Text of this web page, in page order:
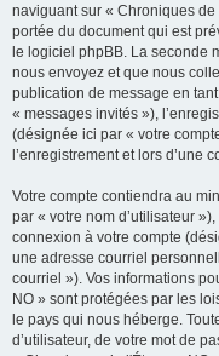
naviguant sur « Chroniques
portée du document qui est
le logiciel phpBB. La seconde
nous envoyez et que nous
publication de message en
« messages invités »),
(désignée ici par « votre
l’enregistrement et lors d’une
Votre compte contiendra au
par « votre nom d’utilisateur
connexion à votre compte
une adresse courriel
courriel »). Vos informations
NO » sont protégées par les
le pays qui nous héberge.
d’utilisateur, de votre mot de